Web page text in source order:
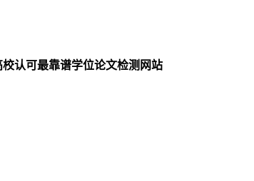
认可最靠谱学位论文检测网站